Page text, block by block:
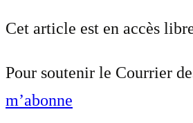
Cet article est en accès
Pour soutenir le Courrier
m’abonne